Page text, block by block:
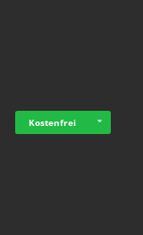
Kostenfrei